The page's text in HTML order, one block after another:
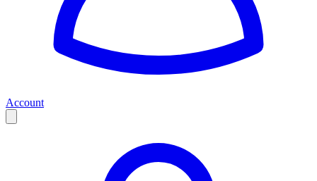
Account